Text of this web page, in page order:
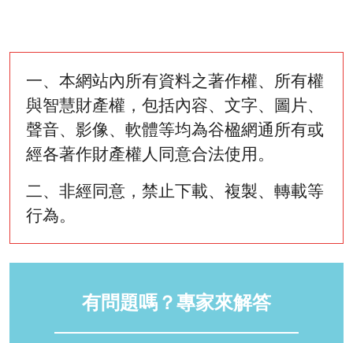
一、本網站內所有資料之著作權、所有權
與智慧財產權，包括內容、文字、圖片、
聲音、影像、軟體等均為谷楹網通所有或
經各著作財產權人同意合法使用。
二、非經同意，禁止下載、複製、轉載等
行為。
有問題嗎？專家來解答